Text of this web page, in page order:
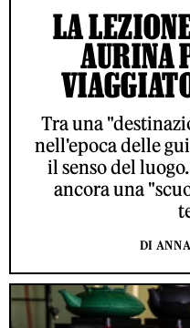
LA
AURINA
Tra una
nell'epoca delle
il senso del
ancora una
DI